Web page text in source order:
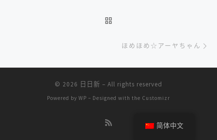
ほめほめ☆アーヤちゃん
© 2026 日日新 – All rights reserved
Powered by WP – Designed with the Customizr
简体中文